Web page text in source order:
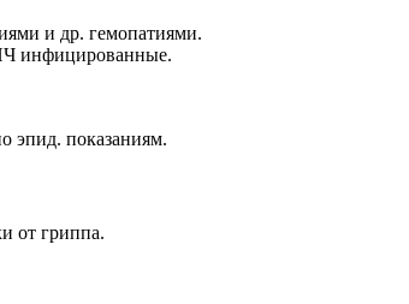
и др. гемопатиями.
инфицированные.
эпид. показаниям.
от гриппа.